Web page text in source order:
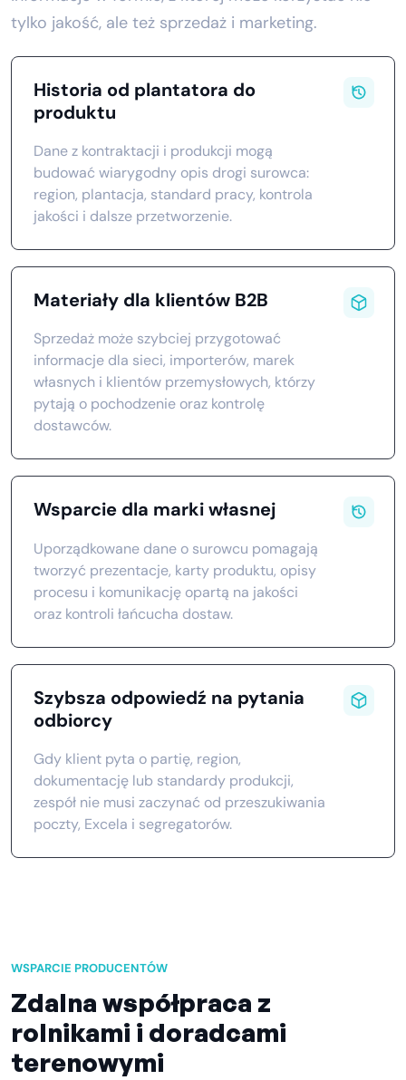
tylko jakość, ale też sprzedaż i marketing.
Historia od plantatora do
produktu
Dane z kontraktacji i produkcji mogą
budować wiarygodny opis drogi surowca:
region, plantacja, standard pracy, kontrola
jakości i dalsze przetworzenie.
Materiały dla klientów B2B
Sprzedaż może szybciej przygotować
informacje dla sieci, importerów, marek
własnych i klientów przemysłowych, którzy
pytają o pochodzenie oraz kontrolę
dostawców.
Wsparcie dla marki własnej
Uporządkowane dane o surowcu pomagają
tworzyć prezentacje, karty produktu, opisy
procesu i komunikację opartą na jakości
oraz kontroli łańcucha dostaw.
Szybsza odpowiedź na pytania
odbiorcy
Gdy klient pyta o partię, region,
dokumentację lub standardy produkcji,
zespół nie musi zaczynać od przeszukiwania
poczty, Excela i segregatorów.
WSPARCIE PRODUCENTÓW
Zdalna współpraca z
rolnikami i doradcami
terenowymi